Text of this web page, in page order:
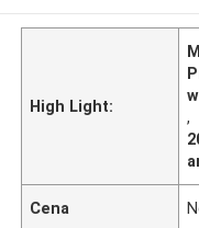
High Light:
,
Cena